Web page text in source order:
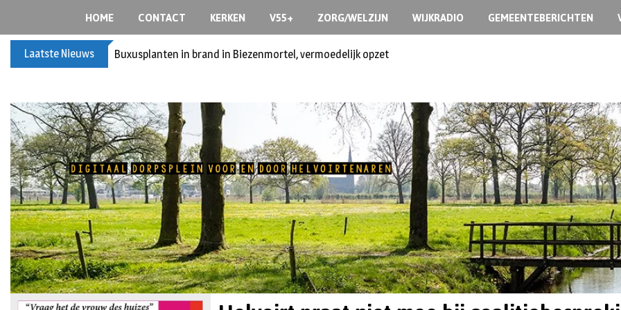
HOME CONTACT KERKEN V55+ ZORG/WELZIJN WIJKRADIO GEMEENTEBERICHTEN
Laatste Nieuws Spreidingswet asielzoekers: hoe zit dat?